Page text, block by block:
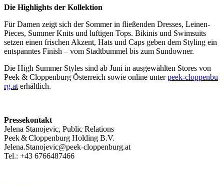
Die Highlights der Kollektion
Für Damen zeigt sich der Sommer in fließenden Dresses, Leinen-
Pieces, Summer Knits und luftigen Tops. Bikinis und Swimsuits
setzen einen frischen Akzent, Hats und Caps geben dem Styling ein
entspanntes Finish – vom Stadtbummel bis zum Sundowner.
Die High Summer Styles sind ab Juni in ausgewählten Stores von
Peek & Cloppenburg Österreich sowie online unterpeek-cloppenbu
rg.aterhältlich.
Pressekontakt
Jelena Stanojevic, Public Relations
Peek & Cloppenburg Holding B.V.
Jelena.Stanojevic@peek-cloppenburg.at
Tel.: +43 6766487466